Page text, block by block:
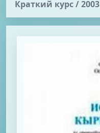
Краткий курс / 2003